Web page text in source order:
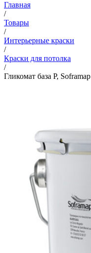
Главная
/
Товары
/
Интерьерные краски
/
Краски для потолка
/
Гликомат база P, Soframap